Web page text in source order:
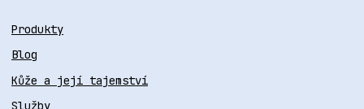
Produkty
Blog
Kůže a její tajemství
Služby